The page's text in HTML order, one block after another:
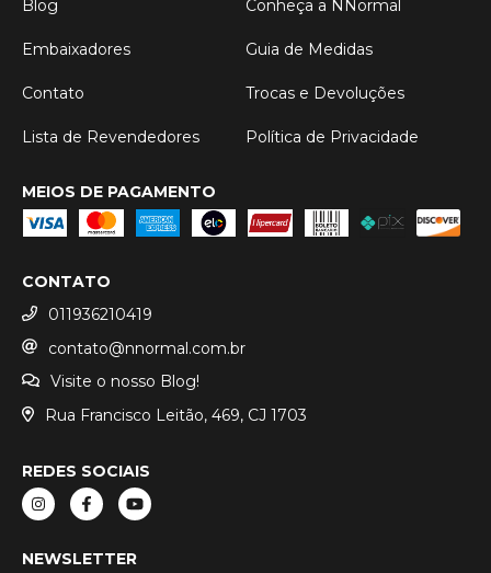
Blog Conheça a NNormal
Embaixadores Guia de Medidas
Contato Trocas e Devoluções
Lista de Revendedores Política de Privacidade
MEIOS DE PAGAMENTO
CONTATO
011936210419
contato@nnormal.com.br
Visite o nosso Blog!
Rua Francisco Leitão, 469, CJ 1703
REDES SOCIAIS
NEWSLETTER